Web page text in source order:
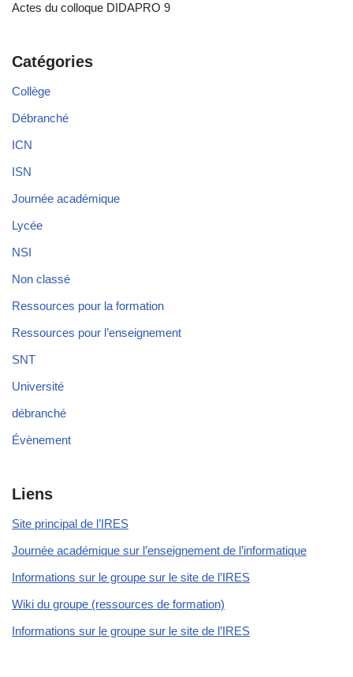
Actes du colloque DIDAPRO 9
Catégories
Collège
Débranché
ICN
ISN
Journée académique
Lycée
NSI
Non classé
Ressources pour la formation
Ressources pour l’enseignement
SNT
Université
débranché
Évènement
Liens
Site principal de l’IRES
Journée académique sur l’enseignement de l’informatique
Informations sur le groupe sur le site de l’IRES
Wiki du groupe (ressources de formation)
Informations sur le groupe sur le site de l’IRES